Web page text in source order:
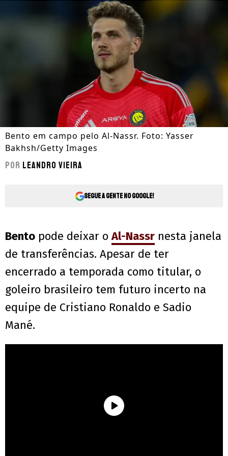
Bento em campo pelo Al-Nassr. Foto: Yasser
Bakhsh/Getty Images
Por Leandro Vieira
Segue a gente no Google!
Bento pode deixar oAl-Nassr nesta janela
de transferências. Apesar de ter
encerrado a temporada como titular, o
goleiro brasileiro tem futuro incerto na
equipe de Cristiano Ronaldo e Sadio
Mané.